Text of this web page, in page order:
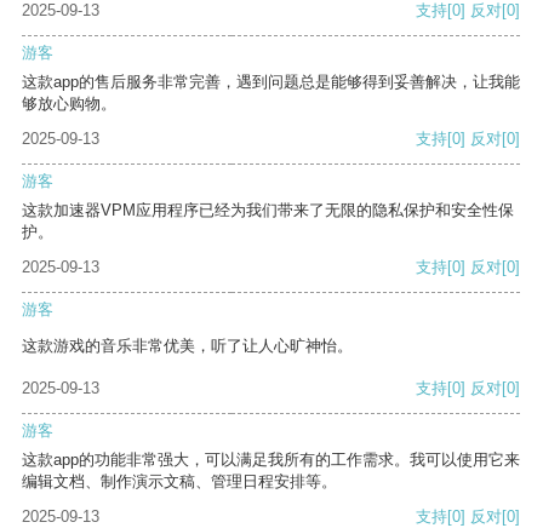
2025-09-13 支持[0] 反对[0]
游客
这款app的售后服务非常完善，遇到问题总是能够得到妥善解决，让我能
够放心购物。
2025-09-13
支持[0] 反对[0]
游客
这款加速器VPM应用程序已经为我们带来了无限的隐私保护和安全性保
护。
2025-09-13
支持[0] 反对[0]
游客
这款游戏的音乐非常优美，听了让人心旷神怡。
2025-09-13 支持[0] 反对[0]
游客
这款app的功能非常强大，可以满足我所有的工作需求。我可以使用它来
编辑文档、制作演示文稿、管理日程安排等。
2025-09-13
支持[0] 反对[0]